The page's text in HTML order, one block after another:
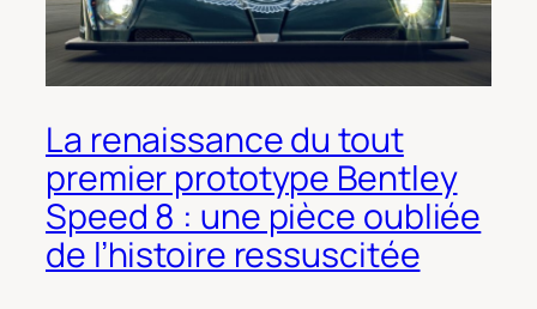
La renaissance du tout
premier prototype Bentley
Speed 8 : une pièce oubliée
de l’histoire ressuscitée